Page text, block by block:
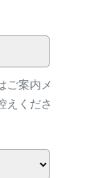
ご案内メ
えくださ